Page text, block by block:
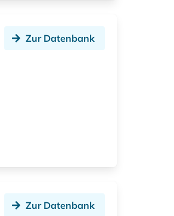
Zur Datenbank
Zur Datenbank